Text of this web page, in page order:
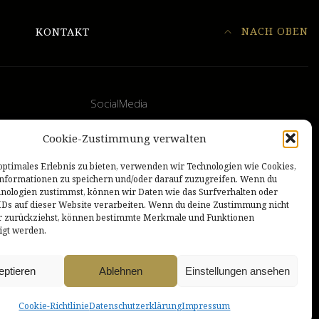
Cookie-Zustimmung verwalten
Erlebnis zu bieten, verwenden wir Technologien wie Cookies,
zu speichern und/oder darauf zuzugreifen. Wenn du
zustimmst, können wir Daten wie das Surfverhalten oder
auf dieser Website verarbeiten. Wenn du deine Zustimmung nicht
zurückziehst, können bestimmte Merkmale und Funktionen
werden.
Ablehnen Einstellungen ansehen
Cookie-RichtlinieDatenschutzerklärungImpressum
KONTAKT NACH OBEN
der Stadt
SocialMedia
Facebook